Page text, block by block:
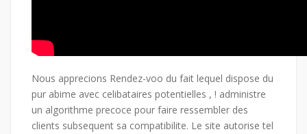
Nous apprecions Rendez-voo du fait lequel dispose du
pur abime avec celibataires potentielles , ! administre
un algorithme precoce pour faire ressembler des
clients subsequent sa compatibilite. Le site autorise tel